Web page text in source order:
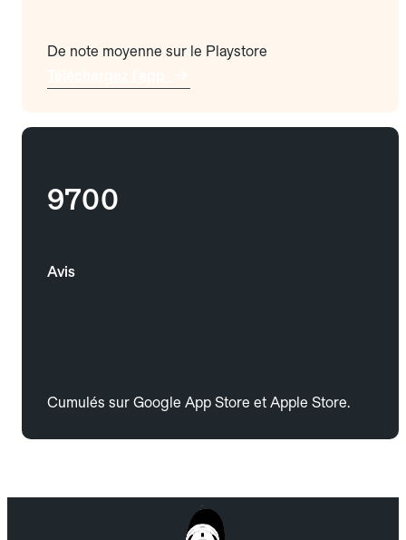
De note moyenne sur le Playstore
9700
Avis
Cumulés sur Google App Store et Apple Store.